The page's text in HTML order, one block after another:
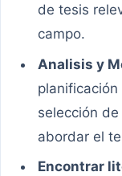
de tesis
campo.
Analisis y
selección
abordar el
Encontrar